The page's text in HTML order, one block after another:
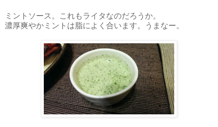
ミントソース。これもライタなのだろうか。
濃厚爽やかミントは脂によく合います。うまなー。